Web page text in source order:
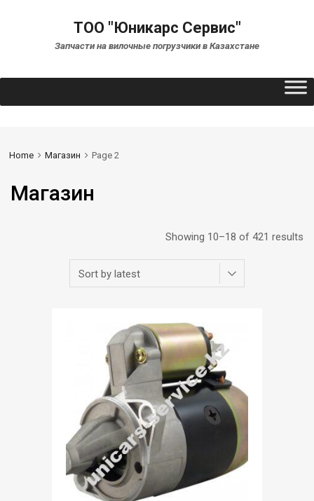
ТОО "Юникарс Сервис"
Запчасти на вилочные погрузчики в Казахстане
Home Магазин Page 2
Магазин
Showing 10–18 of 421 results